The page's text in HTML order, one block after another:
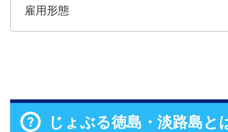
雇用形態
じょぶる徳島・淡路島と